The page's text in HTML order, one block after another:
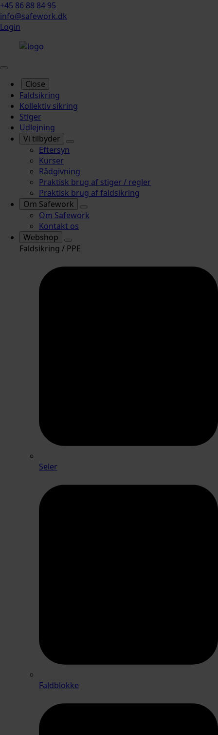
+45 86 88 84 95
info@safework.dk
Login
Close
Faldsikring
Kollektiv sikring
Stiger
Udlejning
Vi tilbyder
Eftersyn
Kurser
Rådgivning
Praktisk brug af stiger / regler
Praktisk brug af faldsikring
Om Safework
Om Safework
Kontakt os
Webshop
Faldsikring / PPE
Seler
Faldblokke